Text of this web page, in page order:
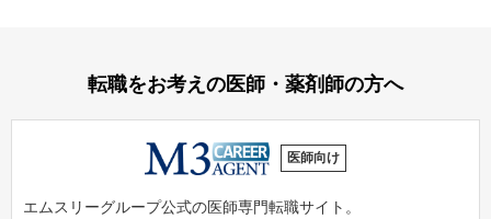
転職をお考えの医師・薬剤師の方へ
医師向け
エムスリーグループ公式の医師専門転職サイト。